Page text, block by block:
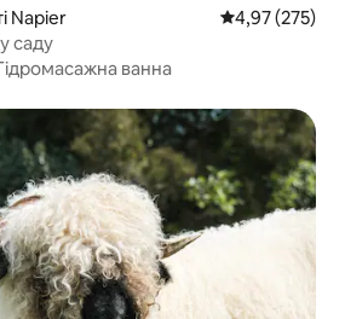
Napier Середня
4,97 (275)
саду
ванна